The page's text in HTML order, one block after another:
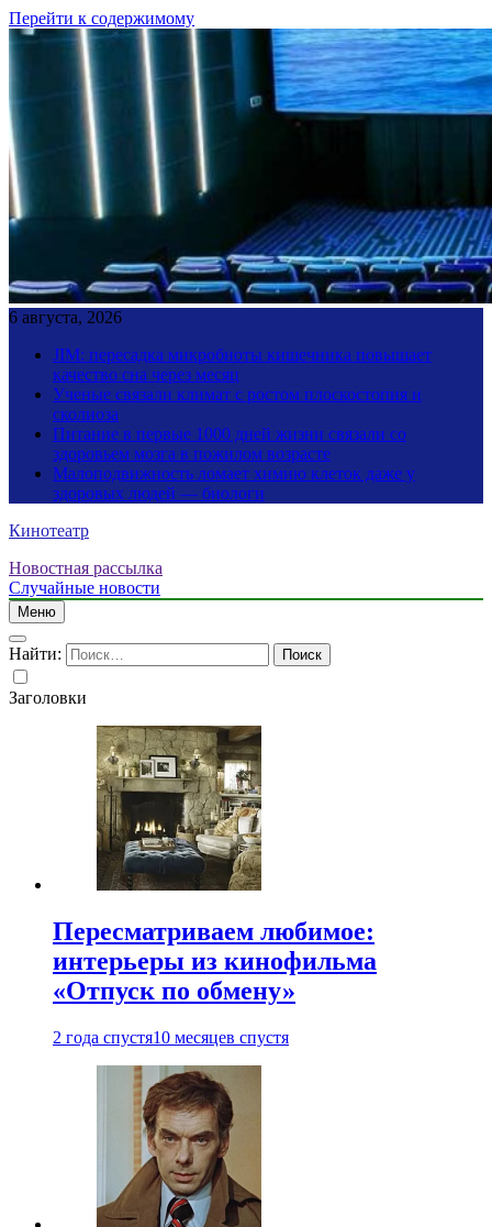
Перейти к содержимому
6 августа, 2026
JIM: пересадка микробиоты кишечника повышает
качество сна через месяц
Ученые связали климат с ростом плоскостопия и
сколиоза
Питание в первые 1000 дней жизни связали со
здоровьем мозга в пожилом возрасте
Малоподвижность ломает химию клеток даже у
здоровых людей — биологи
Кинотеатр
Новостная рассылка
Случайные новости
Меню
Найти:
Заголовки
Пересматриваем любимое:
интерьеры из кинофильма
«Отпуск по обмену»
2 года спустя10 месяцев спустя